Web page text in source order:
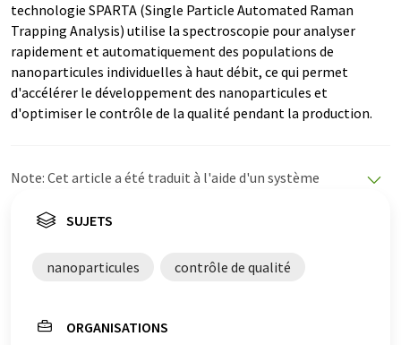
technologie SPARTA (Single Particle Automated Raman
Trapping Analysis) utilise la spectroscopie pour analyser
rapidement et automatiquement des populations de
nanoparticules individuelles à haut débit, ce qui permet
d'accélérer le développement des nanoparticules et
d'optimiser le contrôle de la qualité pendant la production.
Note: Cet article a été traduit à l'aide d'un système
propose ces traductions automatiques pour présenter
été traduit avec traduction automatique, il est possible
qu'il contienne des erreurs de vocabulaire, de syntaxe ou
trouvé
.
SUJETS
nanoparticules contrôle de qualité
ORGANISATIONS